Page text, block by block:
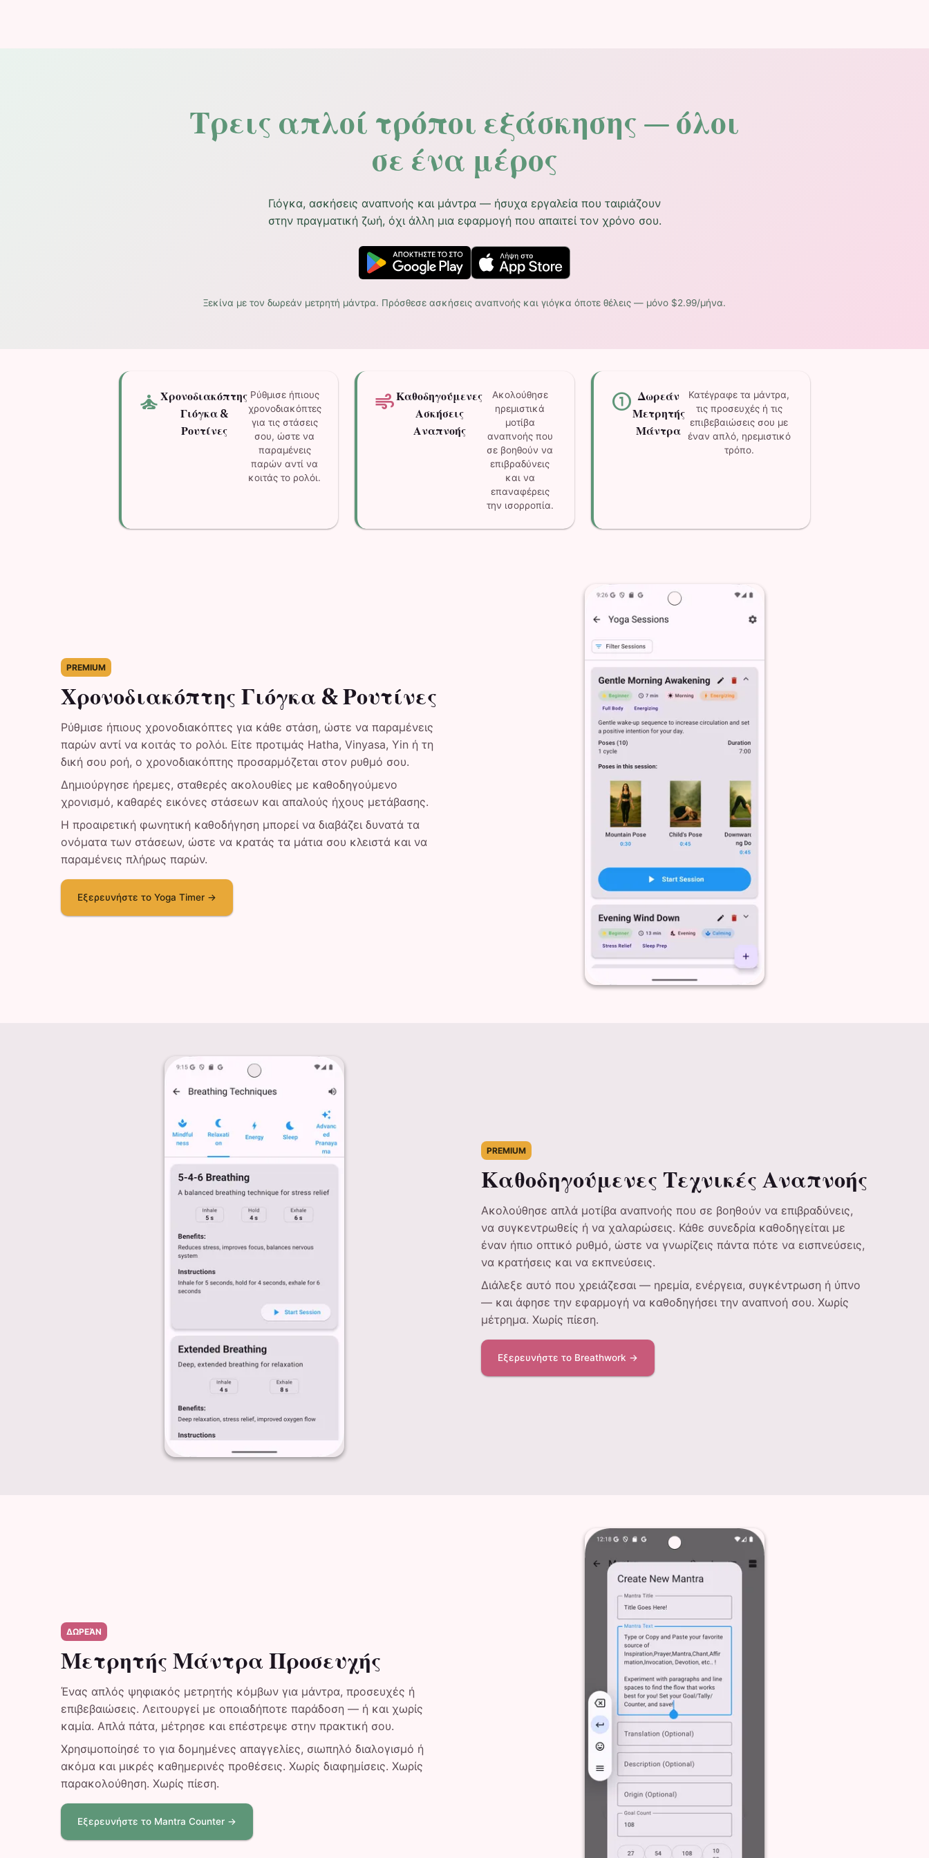
Τρεις απλοί τρόποι εξάσκησης — όλοι
σε ένα μέρος
Γιόγκα, ασκήσεις αναπνοής και μάντρα — ήσυχα εργαλεία που ταιριάζουν
στην πραγματική ζωή, όχι άλλη μια εφαρμογή που απαιτεί τον χρόνο σου.
Ξεκίνα με τον δωρεάν μετρητή μάντρα. Πρόσθεσε ασκήσεις αναπνοής και γιόγκα όποτε θέλεις — μόνο $2.99/μήνα.
self_improvement Χρονοδιακόπτης
Γιόγκα &
Ρουτίνες
Ρύθμισε ήπιους
χρονοδιακόπτες
για τις στάσεις
σου, ώστε να
παραμένεις
παρών αντί να
κοιτάς το ρολόι.
airΚαθοδηγούμενες
Ασκήσεις
Αναπνοής
Ακολούθησε
ηρεμιστικά
μοτίβα
αναπνοής που
σε βοηθούν να
επιβραδύνεις
και να
επαναφέρεις
την ισορροπία.
counter_1 Δωρεάν
Μετρητής
Μάντρα
Κατέγραφε τα μάντρα,
τις προσευχές ή τις
επιβεβαιώσεις σου με
έναν απλό, ηρεμιστικό
τρόπο.
PREMIUM
Χρονοδιακόπτης Γιόγκα & Ρουτίνες
Ρύθμισε ήπιους χρονοδιακόπτες για κάθε στάση, ώστε να παραμένεις
παρών αντί να κοιτάς το ρολόι. Είτε προτιμάς Hatha, Vinyasa, Yin ή τη
δική σου ροή, ο χρονοδιακόπτης προσαρμόζεται στον ρυθμό σου.
Δημιούργησε ήρεμες, σταθερές ακολουθίες με καθοδηγούμενο
χρονισμό, καθαρές εικόνες στάσεων και απαλούς ήχους μετάβασης.
Η προαιρετική φωνητική καθοδήγηση μπορεί να διαβάζει δυνατά τα
ονόματα των στάσεων, ώστε να κρατάς τα μάτια σου κλειστά και να
παραμένεις πλήρως παρών.
Εξερευνήστε το Yoga Timer →
PREMIUM
Καθοδηγούμενες Τεχνικές Αναπνοής
Ακολούθησε απλά μοτίβα αναπνοής που σε βοηθούν να επιβραδύνεις,
να συγκεντρωθείς ή να χαλαρώσεις. Κάθε συνεδρία καθοδηγείται με
έναν ήπιο οπτικό ρυθμό, ώστε να γνωρίζεις πάντα πότε να εισπνεύσεις,
να κρατήσεις και να εκπνεύσεις.
Διάλεξε αυτό που χρειάζεσαι — ηρεμία, ενέργεια, συγκέντρωση ή ύπνο
— και άφησε την εφαρμογή να καθοδηγήσει την αναπνοή σου. Χωρίς
μέτρημα. Χωρίς πίεση.
Εξερευνήστε το Breathwork →
ΔΩΡΕΆΝ
Μετρητής Μάντρα Προσευχής
Ένας απλός ψηφιακός μετρητής κόμβων για μάντρα, προσευχές ή
επιβεβαιώσεις. Λειτουργεί με οποιαδήποτε παράδοση — ή και χωρίς
καμία. Απλά πάτα, μέτρησε και επέστρεψε στην πρακτική σου.
Χρησιμοποίησέ το για δομημένες απαγγελίες, σιωπηλό διαλογισμό ή
ακόμα και μικρές καθημερινές προθέσεις. Χωρίς διαφημίσεις. Χωρίς
παρακολούθηση. Χωρίς πίεση.
Εξερευνήστε το Mantra Counter →